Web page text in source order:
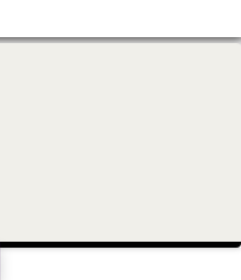
נגישות
ראשי
ראשי